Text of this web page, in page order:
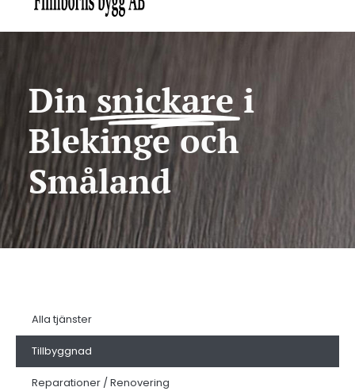
Din snickare i
Blekinge och
Småland
Alla tjänster
Tillbyggnad
Reparationer / Renovering